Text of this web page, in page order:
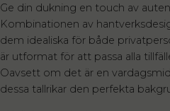
Ge din dukning en touch av
Kombinationen av
dem idealiska för både
är utformat för att passa alla
Oavsett om det är en
dessa tallrikar den perfekta